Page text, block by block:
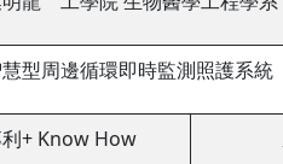
型周邊循環即時監測照護系統
+ Know How